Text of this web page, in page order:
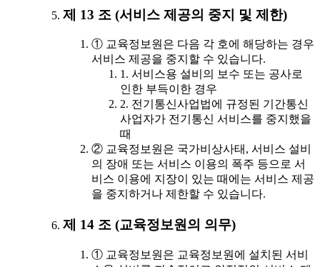
제 13 조 (서비스 제공의 중지 및 제한)
① 교육정보원은 다음 각 호에 해당하는 경우
서비스 제공을 중지할 수 있습니다.
1. 서비스용 설비의 보수 또는 공사로
인한 부득이한 경우
2. 전기통신사업법에 규정된 기간통신
사업자가 전기통신 서비스를 중지했을
때
② 교육정보원은 국가비상사태, 서비스 설비
의 장애 또는 서비스 이용의 폭주 등으로 서
비스 이용에 지장이 있는 때에는 서비스 제공
을 중지하거나 제한할 수 있습니다.
제 14 조 (교육정보원의 의무)
① 교육정보원은 교육정보원에 설치된 서비